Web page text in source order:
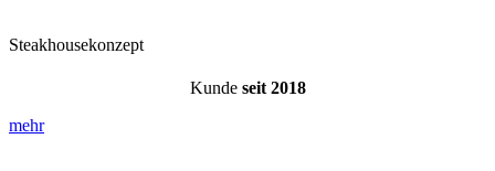
Steakhousekonzept
Kunde seit 2018
mehr